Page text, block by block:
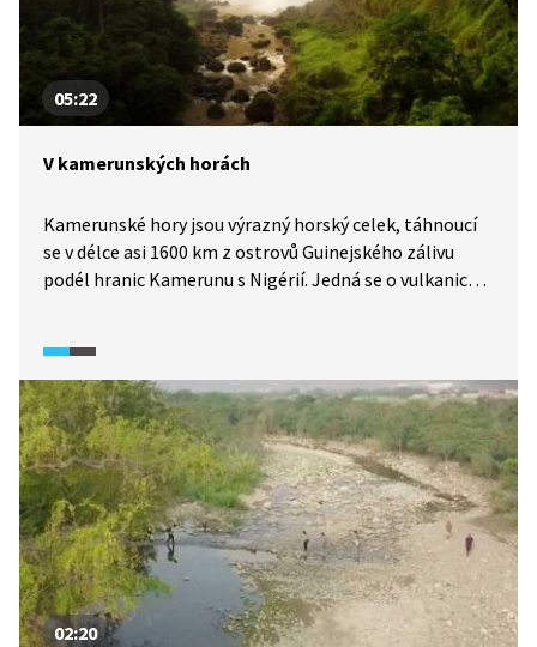
05:22
V kamerunských horách
Kamerunské hory jsou výrazný horský celek, táhnoucí
se v délce asi 1600 km z ostrovů Guinejského zálivu
podél hranic Kamerunu s Nigérií. Jedná se o vulkanické
Světově proslulý je i místní vodopád Ekom Nkam, který
patří k největším vodopádům Afriky. Právě zde byl
v roce 1984 natáčen příběh Tarzana.
02:20